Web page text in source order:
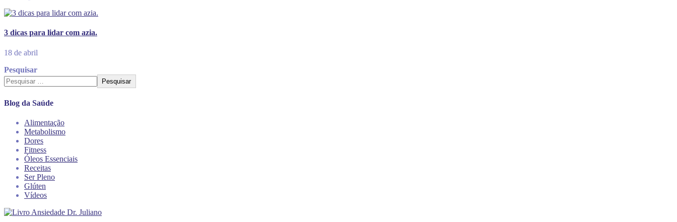
3 dicas para lidar com azia.
18 de abril
Pesquisar
Pesquisar
Blog da Saúde
Alimentação
Metabolismo
Dores
Fitness
Óleos Essenciais
Receitas
Ser Pleno
Glúten
Vídeos